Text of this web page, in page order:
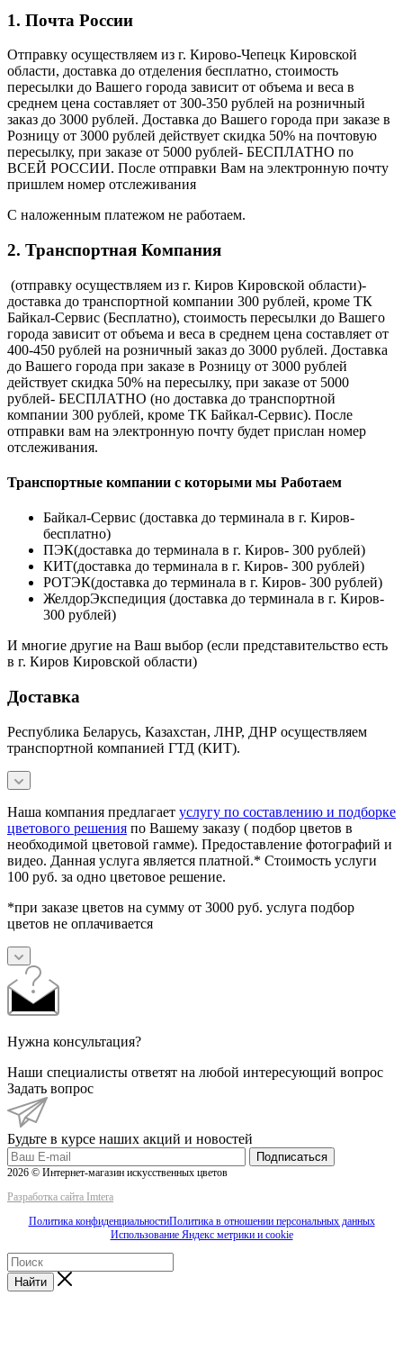
1. Почта России
Отправку осуществляем из г. Кирово-Чепецк Кировской
области, доставка до отделения бесплатно, стоимость
пересылки до Вашего города зависит от объема и веса в
среднем цена составляет от 300-350 рублей на розничный
заказ до 3000 рублей. Доставка до Вашего города при заказе в
Розницу от 3000 рублей действует скидка 50% на почтовую
пересылку, при заказе от 5000 рублей- БЕСПЛАТНО по
ВСЕЙ РОССИИ. После отправки Вам на электронную почту
пришлем номер отслеживания
С наложенным платежом не работаем.
2. Транспортная Компания
(отправку осуществляем из г. Киров Кировской области)-
доставка до транспортной компании 300 рублей, кроме ТК
Байкал-Сервис (Бесплатно), стоимость пересылки до Вашего
города зависит от объема и веса в среднем цена составляет от
400-450 рублей на розничный заказ до 3000 рублей. Доставка
до Вашего города при заказе в Розницу от 3000 рублей
действует скидка 50% на пересылку, при заказе от 5000
рублей- БЕСПЛАТНО (но доставка до транспортной
компании 300 рублей, кроме ТК Байкал-Сервис). После
отправки вам на электронную почту будет прислан номер
отслеживания.
Транспортные компании с которыми мы Работаем
Байкал-Сервис (доставка до терминала в г. Киров-
бесплатно)
ПЭК(доставка до терминала в г. Киров- 300 рублей)
КИТ(доставка до терминала в г. Киров- 300 рублей)
РОТЭК(доставка до терминала в г. Киров- 300 рублей)
ЖелдорЭкспедиция (доставка до терминала в г. Киров-
300 рублей)
И многие другие на Ваш выбор (если представительство есть
в г. Киров Кировской области)
Доставка
Республика Беларусь, Казахстан, ЛНР, ДНР осуществляем
транспортной компанией ГТД (КИТ).
Наша компания предлагает услугу по составлению и подборке
цветового решения по Вашему заказу ( подбор цветов в
необходимой цветовой гамме). Предоставление фотографий и
видео. Данная услуга является платной.* Стоимость услуги
100 руб. за одно цветовое решение.
*при заказе цветов на сумму от 3000 руб. услуга подбор
цветов не оплачивается
Нужна консультация?
Наши специалисты ответят на любой интересующий вопрос
Задать вопрос
Будьте в курсе наших акций и новостей
Подписаться
2026 © Интернет-магазин искусственных цветов
Разработка сайта Imtera
Политика конфиденциальностиПолитика в отношении персональных данных
Использование Яндекс метрики и cookie
Найти